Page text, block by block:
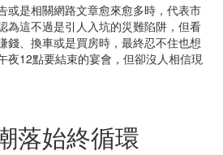
或是相關網路文章愈來愈多時，代表市
為這不過是引人入坑的災難陷阱，但看
錢、換車或是買房時，最終忍不住也想
夜12點要結束的宴會，但卻沒人相信現
落始終循環